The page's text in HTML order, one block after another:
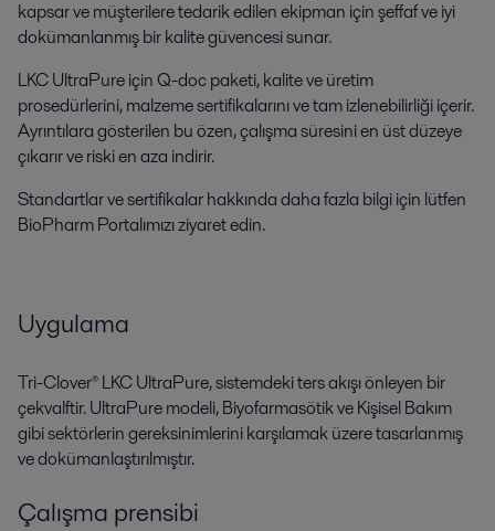
kapsar ve müşterilere tedarik edilen ekipman için şeffaf ve iyi
dokümanlanmış bir kalite güvencesi sunar.
LKC UltraPure için Q-doc paketi, kalite ve üretim
prosedürlerini, malzeme sertifikalarını ve tam izlenebilirliği içerir.
Ayrıntılara gösterilen bu özen, çalışma süresini en üst düzeye
çıkarır ve riski en aza indirir.
Standartlar ve sertifikalar hakkında daha fazla bilgi için lütfen
BioPharm Portalımızı ziyaret edin.
Uygulama
Tri-Clover® LKC UltraPure, sistemdeki ters akışı önleyen bir
çekvalftir. UltraPure modeli, Biyofarmasötik ve Kişisel Bakım
gibi sektörlerin gereksinimlerini karşılamak üzere tasarlanmış
ve dokümanlaştırılmıştır.
Çalışma prensibi